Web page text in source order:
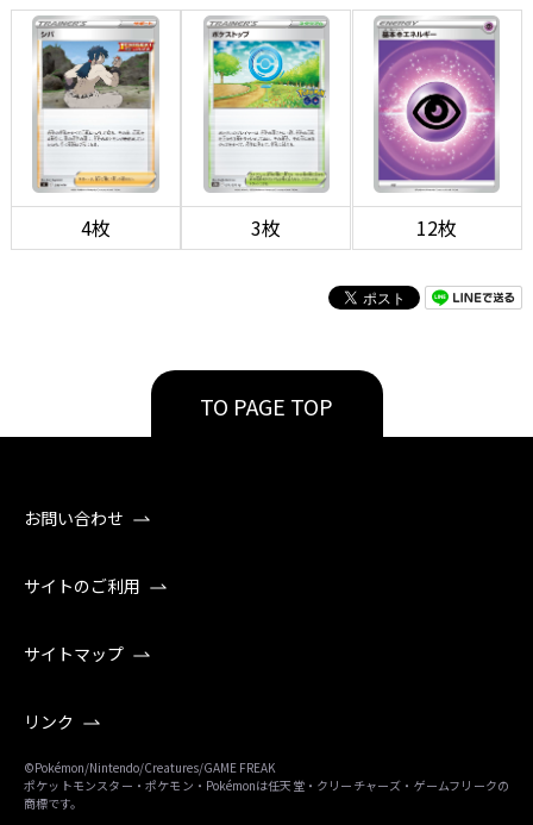
4枚 3枚 12枚
TO PAGE TOP
お問い合わせ
サイトのご利用
サイトマップ
リンク
©Pokémon/Nintendo/Creatures/GAME FREAK
ポケットモンスター・ポケモン・Pokémonは任天堂・クリーチャーズ・ゲームフリークの
商標です。